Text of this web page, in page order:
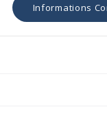
Informations